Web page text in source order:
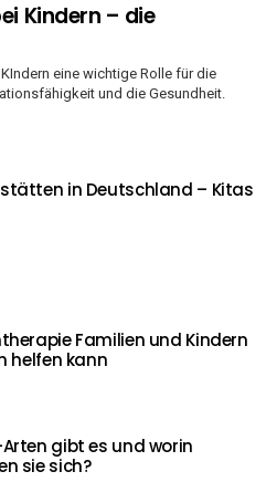
Kindern – die
eine wichtige Rolle für die
und die Gesundheit.
in Deutschland – Kitas
Familien und Kindern
helfen kann
gibt es und worin
sie sich?